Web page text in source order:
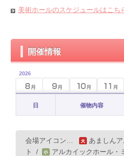
美術ホールのスケジュールはこち
開催情報
2026
日 催物内容
会場アイコン… あましん
ト
/ アルカイックホール・